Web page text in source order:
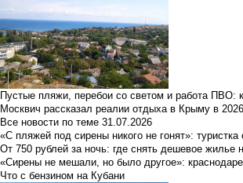
Пустые пляжи, перебои со светом и работа ПВО:
Москвич рассказал реалии отдыха в Крыму в
Все новости по теме 31.07.2026
«С пляжей под сирены никого не гонят»:
От 750 рублей за ночь: где снять дешевое жилье
«Сирены не мешали, но было другое»:
Что с бензином на Кубани